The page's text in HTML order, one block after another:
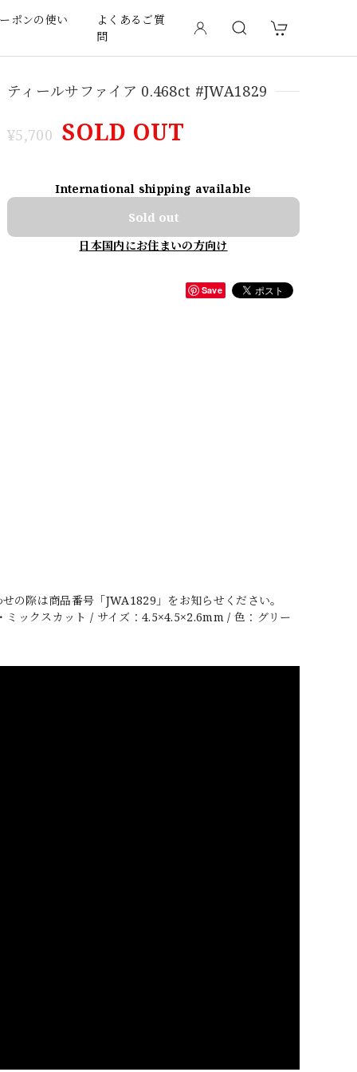
ポンの使い
よくあるご質
問
ティールサファイア 0.468ct #JWA1829
¥5,700 SOLD OUT
International shipping available
Sold out
日本国内にお住まいの方向け
Save
の際は商品番号「JWA1829」をお知らせください。
ックスカット / サイズ：4.5×4.5×2.6mm / 色：グリー